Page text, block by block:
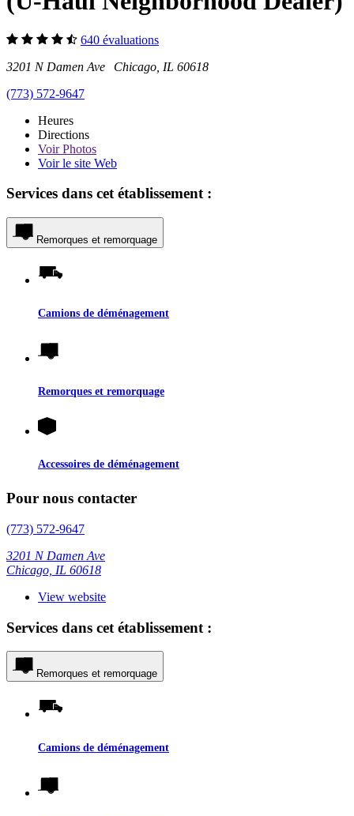
640 évaluations
3201 N Damen Ave Chicago, IL 60618
(773) 572-9647
Heures
Directions
VoirPhotos
Voir le site Web
Services dans cet établissement :
Remorques et remorquage
Camions de déménagement
Remorques et remorquage
Accessoires de déménagement
Pour nous contacter
(773) 572-9647
3201 N Damen Ave
Chicago, IL 60618
View website
Services dans cet établissement :
Remorques et remorquage
Camions de déménagement